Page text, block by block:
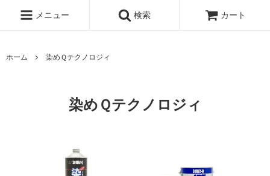
メニュー 検索 カート
ホーム 染めＱテクノロジィ
染めＱテクノロジィ